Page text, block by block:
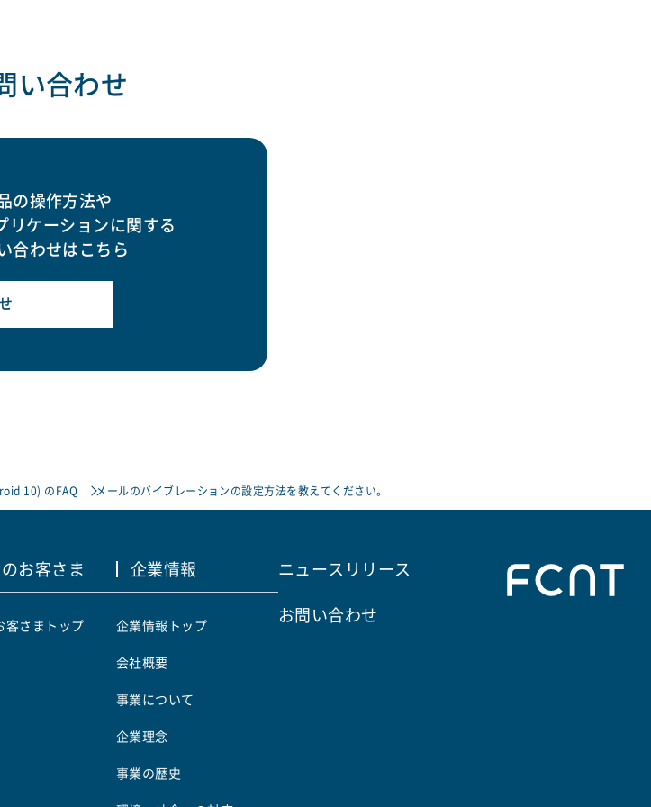
い合わせ
の操作方法や
リケーションに関する
合わせはこちら
10) のFAQ メールのバイブレーションの設定方法を教えてください。
お客さま
客さまトップ
企業情報
企業情報トップ
会社概要
事業について
企業理念
事業の歴史
ニュースリリース
お問い合わせ